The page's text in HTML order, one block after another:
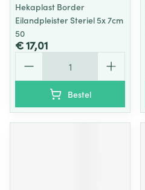
Hekaplast Border
Eilandpleister Steriel 5x 7cm
50
€ 17,01
Bestel